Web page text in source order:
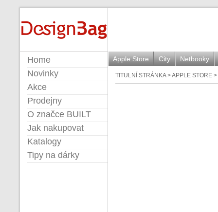
Apple Store City Netbooky
TITULNÍ STRÁNKA>APPLE STORE >
Home
Novinky
Akce
Prodejny
O značce BUILT
Jak nakupovat
Katalogy
Tipy na dárky
BUILT